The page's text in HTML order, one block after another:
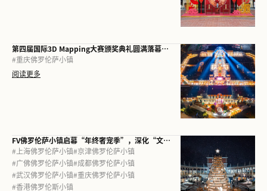
第四届国际3D Mapping大赛颁奖典礼圆满落幕， 重庆FV佛罗伦萨小镇以光影启幕2026
#重庆佛罗伦萨小镇
阅读更多
FV佛罗伦萨小镇启幕“年终奢宠季”，深化“文商旅体展”多元叙事
# 上海佛罗伦萨小镇#京津佛罗伦萨小镇
#广佛佛罗伦萨小镇#成都佛罗伦萨小镇
#武汉佛罗伦萨小镇#重庆佛罗伦萨小镇
#香港佛罗伦斯小镇